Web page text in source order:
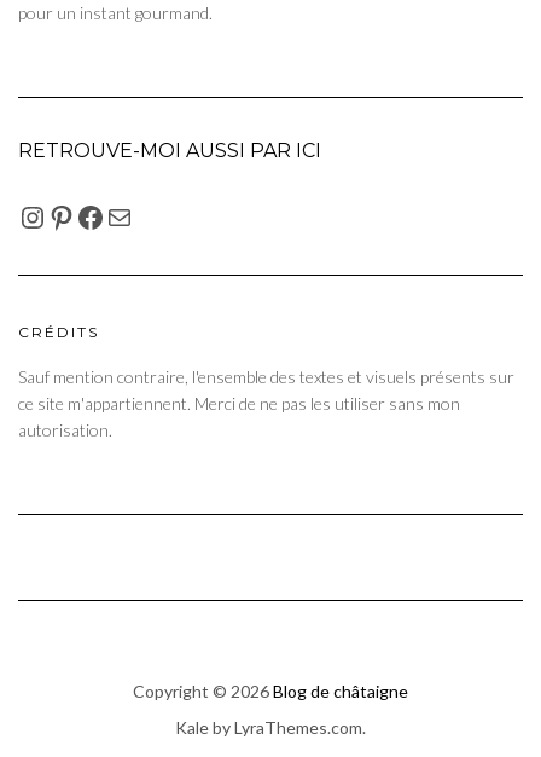
pour un instant gourmand.
RETROUVE-MOI AUSSI PAR ICI
INSTAGRAM
PINTEREST
FACEBOOK
E-MAIL
CRÉDITS
Sauf mention contraire, l'ensemble des textes et visuels présents sur
ce site m'appartiennent. Merci de ne pas les utiliser sans mon
autorisation.
Copyright © 2026Blog de châtaigne
Kaleby LyraThemes.com.